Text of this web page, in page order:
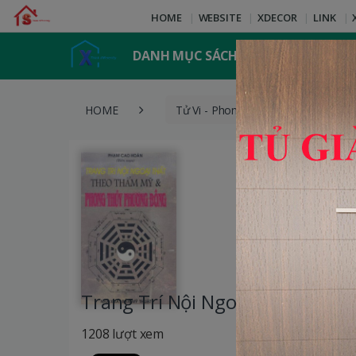
HOME WEBSITE XDECOR LINK
DANH MỤC SÁCH
HOME Tử Vi - Phong Thủy
Trang Trí Nội Ngoại Thất Theo
1208 lượt xem